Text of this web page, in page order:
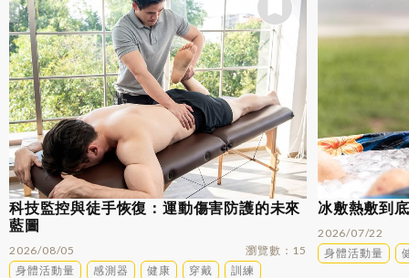
科技監控與徒手恢復：運動傷害防護的未來
藍圖
2026/08/05 瀏覽數
15
身體活動量
感測器 健康 穿戴
訓練
冰敷熱敷到
2026/07/22
身體活動量